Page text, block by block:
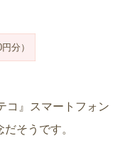
分）
コ』スマートフォン
そうです。